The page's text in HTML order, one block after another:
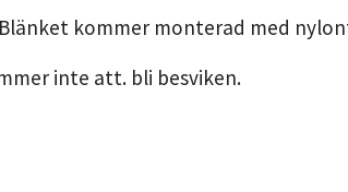
kommer monterad med
inte att. bli besviken.